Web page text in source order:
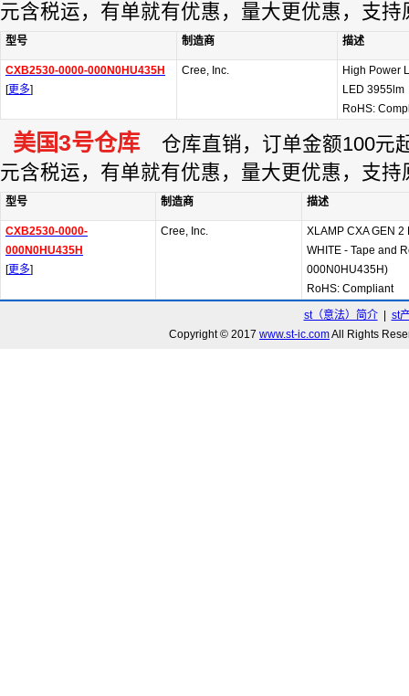
元含税运，有单就有优惠，量大更优惠，支持
型号 制造商 描述
CXB2530-0000-000N0HU435H
[更多]
Cree, Inc.
High Power
LED 3955lm
RoHS:
美国3号仓库 仓库直销，订单金额100元
元含税运，有单就有优惠，量大更优惠，支持
型号 制造商 描述
CXB2530-0000-
000N0HU435H
[更多]
Cree, Inc.
XLAMP CXA GEN 2
WHITE - Tape and
000N0HU435H)
RoHS: Compliant
st（意法）简介| st
Copyright © 2017 www.st-ic.comAll Rights